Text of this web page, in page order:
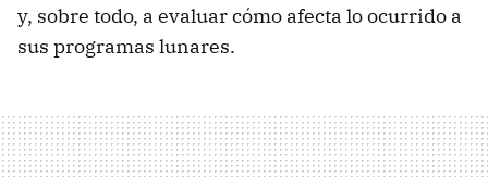
y, sobre todo, a evaluar cómo afecta lo ocurrido a
sus programas lunares.